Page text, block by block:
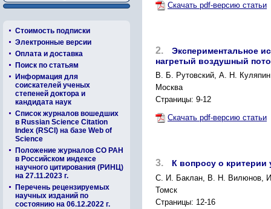
Стоимость подписки
Электронные версии
Оплата и доставка
Поиск по статьям
Информация для
соискателей ученых
степеней доктора и
кандидата наук
Список журналов вошедших
в Russian Science Citation
Index (RSCI) на базе Web of
Science
Положение журналов СО РАН
в Российском индексе
научного цитирования (РИНЦ)
на 27.11.2023 г.
Перечень рецензируемых
научных изданий по
состоянию на 06.12.2022 г.
Скачать pdf-версию статьи
2.
Экспериментальное
нагретый воздушный
В. Б. Рутовский, А. Н.
Москва
Страницы: 9-12
Скачать pdf-версию статьи
3. К вопросу о критерии
С. И. Баклан, В. Н. Вилюнов,
Томск
Страницы: 12-16